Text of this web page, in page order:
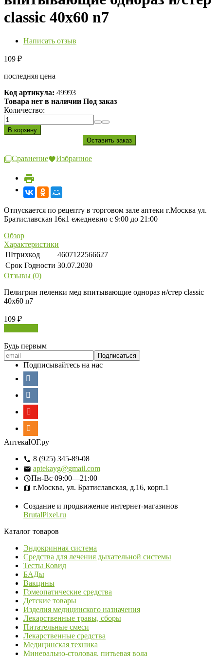
classic 40х60 n7
Написать отзыв
109 ₽
последняя цена
Код артикула: 49993
Товара нет в наличии Под заказ
Количество:
Сравнение Избранное
Отпускается по рецепту в торговом зале аптеки г.Москва ул.
Братиславская 16к1 ежедневно с 9:00 до 21:00
Обзор
Характеристики
Штрихкод
4607122566627
Срок Годности 30.07.2030
Отзывы (0)
Пелигрин пеленки мед впитывающие однораз н/стер classic
40х60 n7
109 ₽
Будь первым
Подписывайтесь на нас
АптекаЮГ.ру
8 (925) 345-89-08
aptekayg@gmail.com
Пн-Вс 09:00—21:00
г.Москва, ул. Братиславская, д.16, корп.1
Создание и продвижение интернет-магазинов
BrutalPixel.ru
Каталог товаров
Эндокринная система
Средства для лечения дыхательной системы
Тесты Ковид
БАДы
Вакцины
Гомеопатические средства
Детские товары
Изделия медицинского назначения
Лекарственные травы, сборы
Питательные смеси
Лекарственные средства
Медицинская техника
Минерально-столовая, питьевая вода